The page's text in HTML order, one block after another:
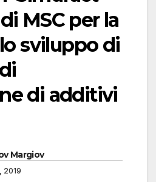
MSC per la
sviluppo di
di additivi
Margiov
2019